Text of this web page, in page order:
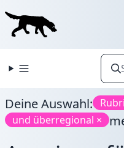
Deine Auswahl:
und überregional ×